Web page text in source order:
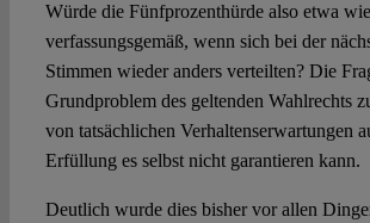
Würde die Fünfprozenthürde also etwa
verfassungsgemäß, wenn sich bei der
Stimmen wieder anders verteilten? Die
Grundproblem des geltenden Wahlrechts
von tatsächlichen Verhaltenserwartungen
Erfüllung es selbst nicht garantieren kann.
Deutlich wurde dies bisher vor allen